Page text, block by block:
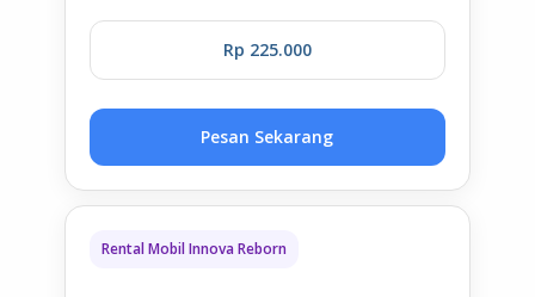
Rp 225.000
Pesan Sekarang
Rental Mobil Innova Reborn